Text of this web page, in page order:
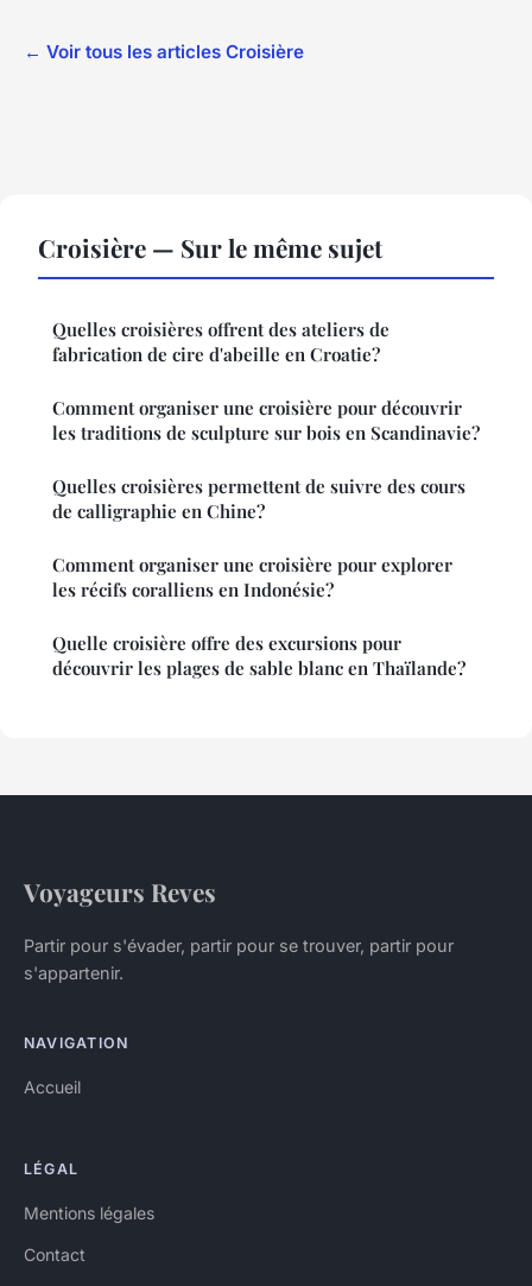
← Voir tous les articles Croisière
Croisière — Sur le même sujet
Quelles croisières offrent des ateliers de
fabrication de cire d'abeille en Croatie?
Comment organiser une croisière pour découvrir
les traditions de sculpture sur bois en Scandinavie?
Quelles croisières permettent de suivre des cours
de calligraphie en Chine?
Comment organiser une croisière pour explorer
les récifs coralliens en Indonésie?
Quelle croisière offre des excursions pour
découvrir les plages de sable blanc en Thaïlande?
Voyageurs Reves
Partir pour s'évader, partir pour se trouver, partir pour
s'appartenir.
NAVIGATION
Accueil
LÉGAL
Mentions légales
Contact